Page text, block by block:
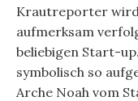
Krautreporter
aufmerksam
beliebigen Start-
symbolisch so
Arche Noah vom